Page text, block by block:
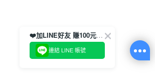
❤️加LINE好友 賺100元券！
連結 LINE 帳號